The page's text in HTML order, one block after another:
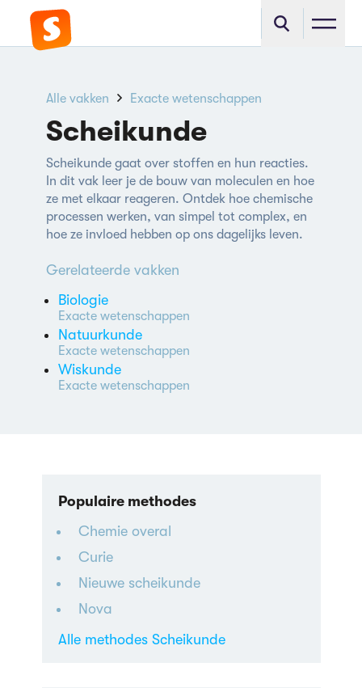
Alle vakken Exacte wetenschappen
Scheikunde
Scheikunde gaat over stoffen en hun reacties.
In dit vak leer je de bouw van moleculen en hoe
ze met elkaar reageren. Ontdek hoe chemische
processen werken, van simpel tot complex, en
hoe ze invloed hebben op ons dagelijks leven.
Gerelateerde vakken
Biologie
Exacte wetenschappen
Natuurkunde
Exacte wetenschappen
Wiskunde
Exacte wetenschappen
Populaire methodes
Chemie overal
Curie
Nieuwe scheikunde
Nova
Alle methodes Scheikunde